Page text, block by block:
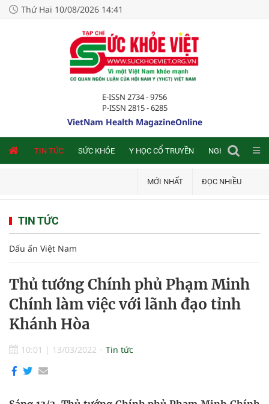
Thứ Hai 10/08/2026 14:41
E-ISSN 2734 - 9756
P-ISSN 2815 - 6285
VietNam Health MagazineOnline
TIN TỨC SỨC KHỎE Y HỌC CỔ TRUYỀN NGHIÊN CỨU
MỚI NHẤT ĐỌC NHIỀU
TIN TỨC
Dấu ấn Việt Nam
Thủ tướng Chính phủ Phạm Minh
Chính làm việc với lãnh đạo tỉnh
Khánh Hòa
10:01 | 13/03/2022 Tin tức